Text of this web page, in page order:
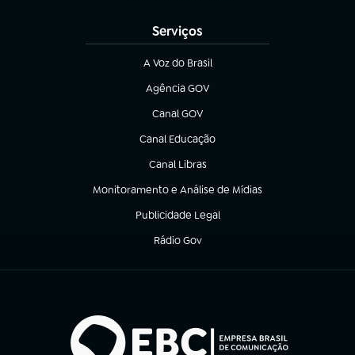
Serviços
A Voz do Brasil
(abre em nova aba)
Agência GOV
(abre em nova aba)
Canal GOV
(abre em nova aba)
Canal Educação
(abre em nova aba)
Canal Libras
(abre em nova aba)
Monitoramento e Análise de Mídias
(abre em nova aba)
Publicidade Legal
(abre em nova aba)
Rádio Gov
(abre em nova aba)